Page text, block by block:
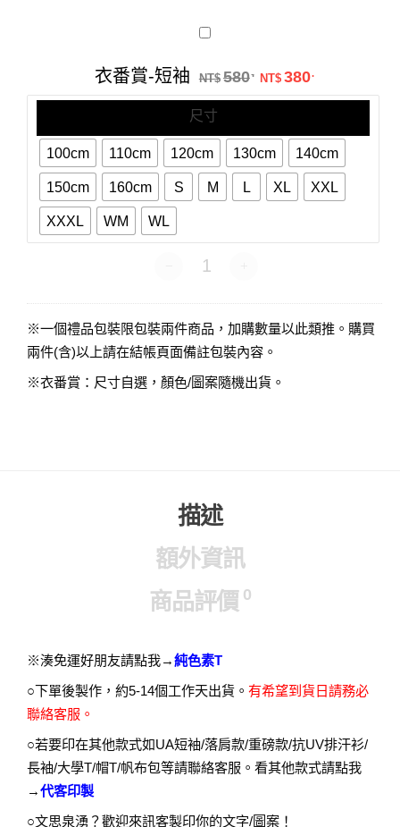
衣
短
袖
衣番賞-短袖 NT$ 580. 原始價格：
NT$ 380.目前價格
尺寸
100cm 110cm 120cm 130cm 140cm
150cm 160cm S M L XL XXL
XXXL WM WL
衣番賞-短袖 數量
※一個禮品包裝限包裝兩件商品，加購數量以此類推。購買
兩件(含)以上請在結帳頁面備註包裝內容。
※衣番賞：尺寸自選，顏色/圖案隨機出貨。
描述
額外資訊
商品評價 0
※湊免運好朋友請點我→純色素T
○下單後製作，約5-14個工作天出貨。 有希望到貨日請務必
聯絡客服。
○若要印在其他款式如UA短袖/落肩款/重磅款/抗UV排汗衫/
長袖/大學T/帽T/帆布包等請聯絡客服。看其他款式請點我
→代客印製
○文思泉湧？歡迎來訊客製印你的文字/圖案！